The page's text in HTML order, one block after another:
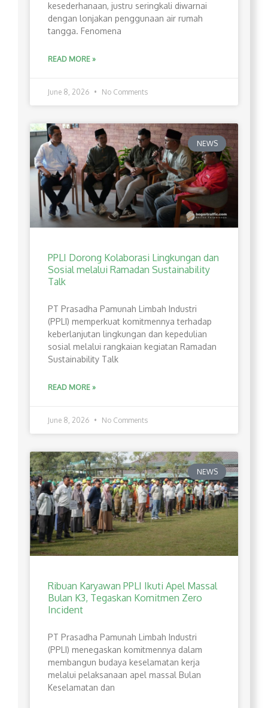
kesederhanaan, justru seringkali diwarnai
dengan lonjakan penggunaan air rumah
tangga. Fenomena
READ MORE »
June 8, 2026 No Comments
NEWS
PPLI Dorong Kolaborasi Lingkungan dan
Sosial melalui Ramadan Sustainability
Talk
PT Prasadha Pamunah Limbah Industri
(PPLI) memperkuat komitmennya terhadap
keberlanjutan lingkungan dan kepedulian
sosial melalui rangkaian kegiatan Ramadan
Sustainability Talk
READ MORE »
June 8, 2026 No Comments
NEWS
Ribuan Karyawan PPLI Ikuti Apel Massal
Bulan K3, Tegaskan Komitmen Zero
Incident
PT Prasadha Pamunah Limbah Industri
(PPLI) menegaskan komitmennya dalam
membangun budaya keselamatan kerja
melalui pelaksanaan apel massal Bulan
Keselamatan dan